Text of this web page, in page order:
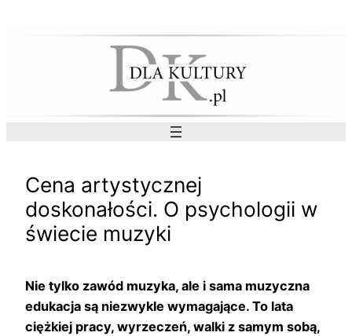
Cena artystycznej
doskonałości. O psychologii w
świecie muzyki
Nie tylko zawód muzyka, ale i sama muzyczna
edukacja są niezwykle wymagające. To lata
ciężkiej pracy, wyrzeczeń, walki z samym sobą,